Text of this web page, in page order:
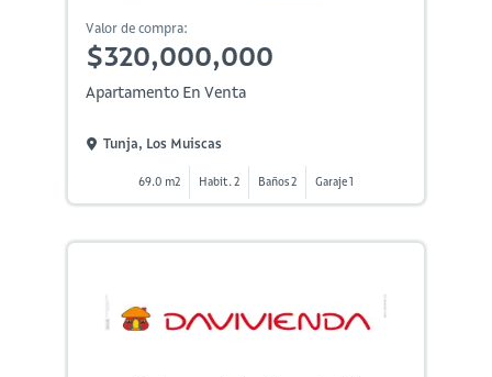
Valor de compra:
$320,000,000
Apartamento En Venta
Tunja, Los Muiscas
69.0 m2 Habit. 2 Baños 2 Garaje 1